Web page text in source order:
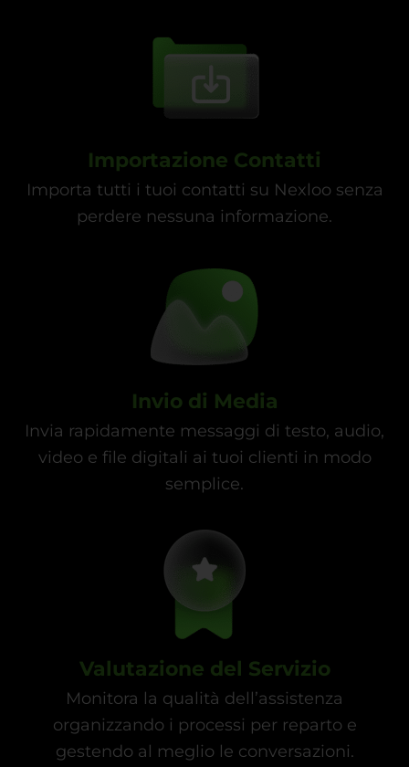
Importazione Contatti
Importa tutti i tuoi contatti su Nexloo senza
perdere nessuna informazione.
Invio di Media
Invia rapidamente messaggi di testo, audio,
video e file digitali ai tuoi clienti in modo
semplice.
Valutazione del Servizio
Monitora la qualità dell’assistenza
organizzando i processi per reparto e
gestendo al meglio le conversazioni.